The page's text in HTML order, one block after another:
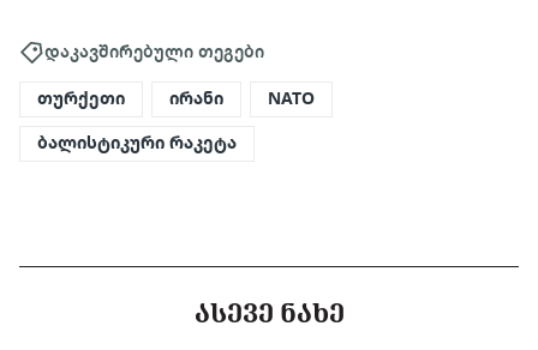
დაკავშირებული თეგები
თურქეთი ირანი NATO
ბალისტიკური რაკეტა
ᲐᲡᲔᲕᲔ ᲜᲐᲮᲔ